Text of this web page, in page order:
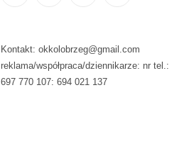
Kontakt: okkolobrzeg@gmail.com
reklama/współpraca/dziennikarze: nr tel.:
697 770 107: 694 021 137